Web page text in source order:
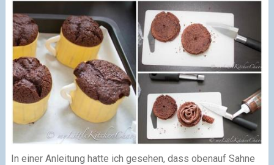
In einer Anleitung hatte ich gesehen, dass obenauf Sahne